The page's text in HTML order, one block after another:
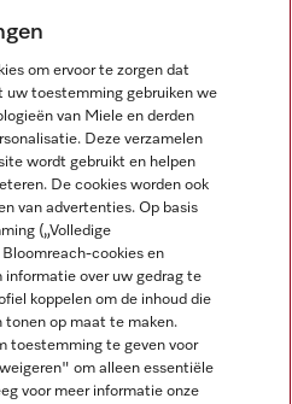
om ervoor te zorgen dat
uw toestemming gebruiken we
van Miele en derden
Deze verzamelen
wordt gebruikt en helpen
De cookies worden ook
van advertenties. Op basis
(„Volledige
cookies en
over uw gedrag te
koppelen om de inhoud die
tonen op maat te maken.
toestemming te geven voor
om alleen essentiële
voor meer informatie onze